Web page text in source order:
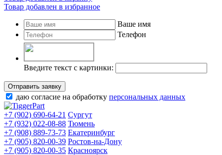
Товар добавлен в избранное
Ваше имя
Телефон
Введите текст с картинки:
Отправить заявку
даю согласие на обработку персональных данных
+7 (902) 690-64-21 Сургут
+7 (932) 022-08-88 Тюмень
+7 (908) 889-73-73 Екатеринбург
+7 (905) 820-00-39 Ростов-на-Дону
+7 (905) 820-00-35 Красноярск